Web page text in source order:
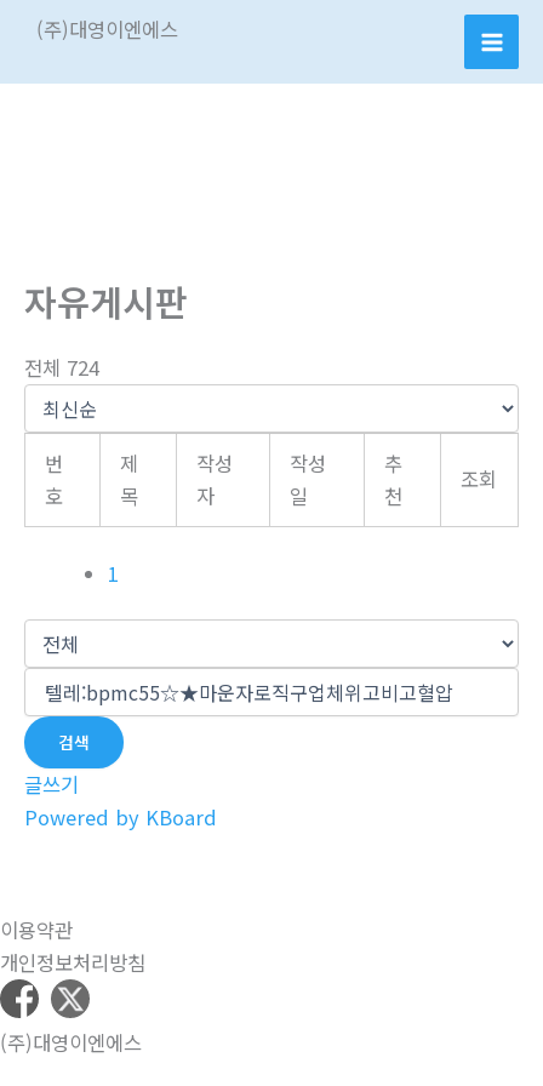
츠
(주)대영이엔에스
자유게시판
전체 724
번
호
제
목
작성
자
작성
일
추
천
조회
1
검색
글쓰기
Powered by KBoard
이용약관
개인정보처리방침
(주)대영이엔에스